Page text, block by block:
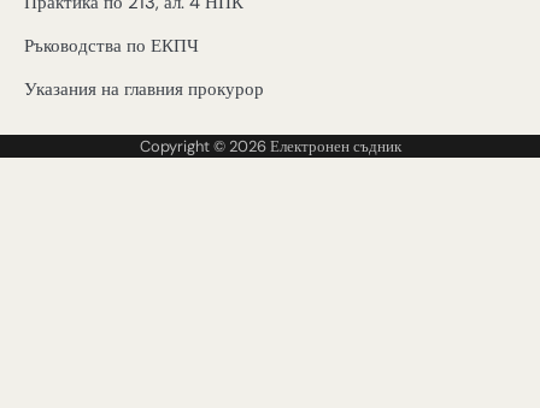
Ръководства по ЕКПЧ
Указания на главния прокурор
Copyright © 2026Електронен съдник